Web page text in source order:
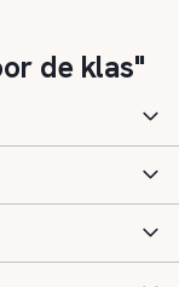
de klas"